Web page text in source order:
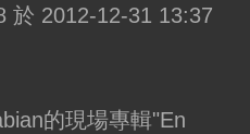
於 2012-12-31 13:37
的現場專輯"En